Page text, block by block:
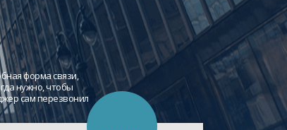
форма связи,
нужно, чтобы
сам перезвонил